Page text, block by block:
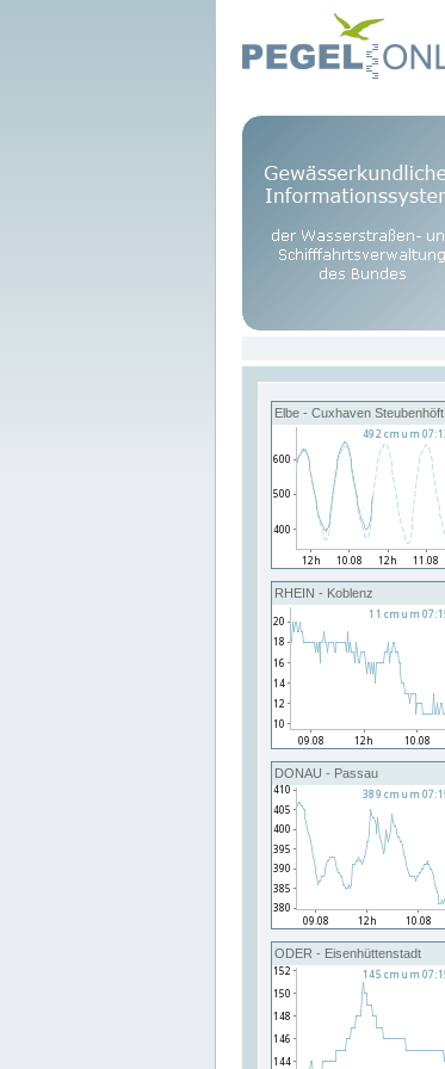
Elbe - Cuxhaven Steubenhöft
RHEIN - Koblenz
DONAU - Passau
ODER - Eisenhüttenstadt